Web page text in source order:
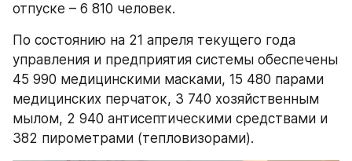
отпуске – 6 810 человек.
По состоянию на 21 апреля текущего года
управления и предприятия системы обеспечены
45 990 медицинскими масками, 15 480 парами
медицинских перчаток, 3 740 хозяйственным
мылом, 2 940 антисептическими средствами и
382 пирометрами (тепловизорами).